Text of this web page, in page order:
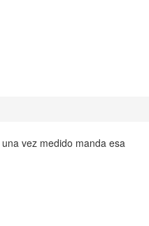
vez medido manda esa